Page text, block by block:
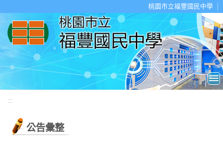
桃園市立福豐國民中學
:::
公告彙整